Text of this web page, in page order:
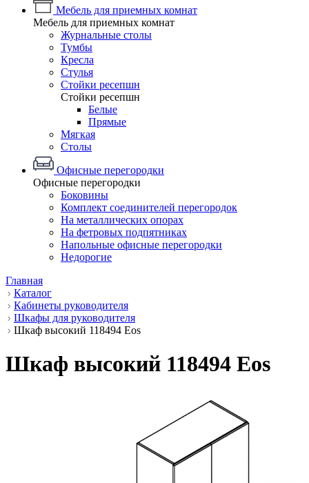
Мебель для приемных комнат
Мебель для приемных комнат
Журнальные столы
Тумбы
Кресла
Стулья
Стойки ресепшн
Стойки ресепшн
Белые
Прямые
Мягкая
Столы
Офисные перегородки
Офисные перегородки
Боковины
Комплект соединителей перегородок
На металлических опорах
На фетровых подпятниках
Напольные офисные перегородки
Недорогие
Главная
Каталог
Кабинеты руководителя
Шкафы для руководителя
Шкаф высокий 118494 Eos
Шкаф высокий 118494 Eos